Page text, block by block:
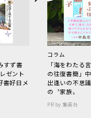
すず書
ゼント
書好日メ
コラム
「海をわた
の往復書簡」
出逢いの不思
の〝家族〟
PR by 集英社